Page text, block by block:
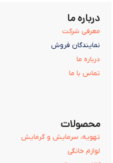
درباره ما
معرفی شرکت
نمایندگان فروش
درباره ما
تماس با ما
محصولات
تهویه، سرمایش و گرمایش
لوازم خانگی